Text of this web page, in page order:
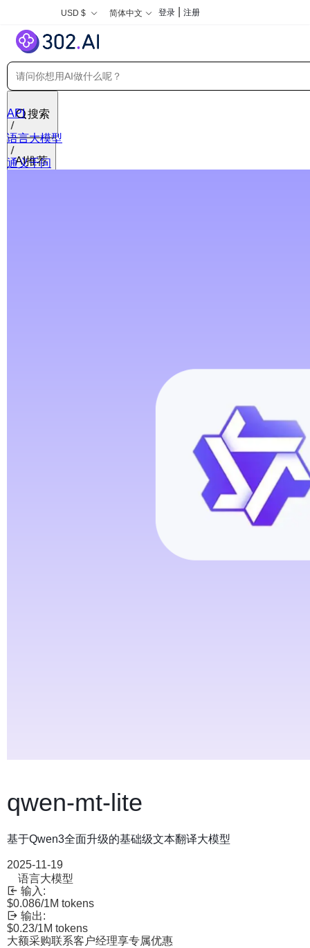
USD $ 简体中文 登录 注册
搜索
AI推荐
API
语言大模型
通义千问
qwen-mt-lite
基于Qwen3全面升级的基础级文本翻译大模型
2025-11-19
语言大模型
输入:
$0.086/1M tokens
输出:
$0.23/1M tokens
大额采购联系客户经理享专属优惠